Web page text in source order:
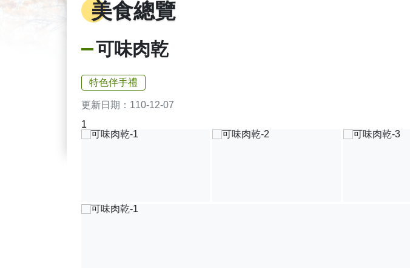
美食總覽
可味肉乾
特色伴手禮
更新日期： 110-12-07
1